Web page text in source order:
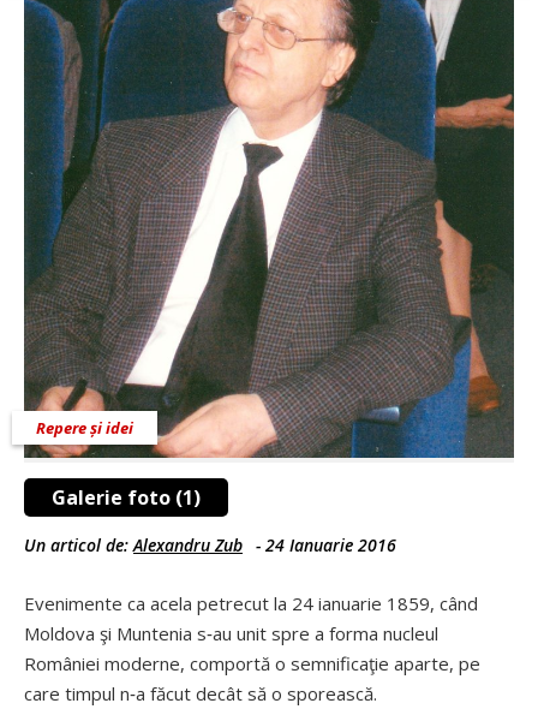
Galerie foto (1)
Repere și idei
Un articol de: Alexandru Zub - 24 Ianuarie 2016
Evenimente ca acela petrecut la 24 ianuarie 1859, când
Moldova şi Muntenia s‑au unit spre a forma nucleul
României moderne, comportă o semnificaţie aparte, pe
care timpul n‑a făcut decât să o sporească.